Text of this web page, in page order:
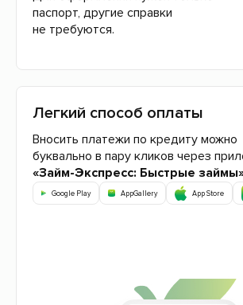
паспорт, другие справки
не требуются.
Легкий способ оплаты
Вносить платежи по кредиту можно
буквально в пару кликов через
«Займ-Экспресс: Быстрые
Google Play AppGallery App Store